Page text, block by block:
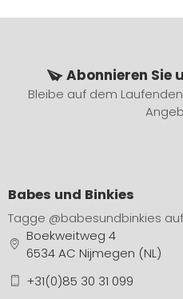
Abonnieren Sie
Bleibe auf dem
Babes und Binkies
Tagge @babesundbinkies
Boekweitweg 4
6534 AC Nijmegen (NL)
+31(0)85 30 31 099